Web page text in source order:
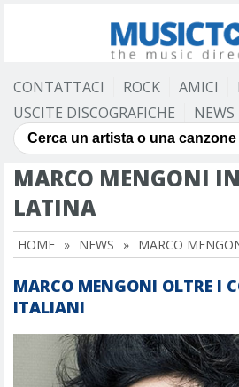
CONTATTACI ROCK AMICI
USCITE DISCOGRAFICHE
NEWS
MARCO MENGONI
LATINA
HOME » NEWS » MARCO
MARCO MENGONI OLTRE I
ITALIANI